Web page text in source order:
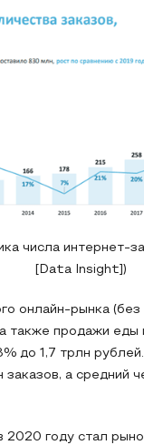
числа интернет-
[Data Insight])
онлайн-рынка (без
также продажи еды
до 1,7 трлн
а средний
2020 году стал